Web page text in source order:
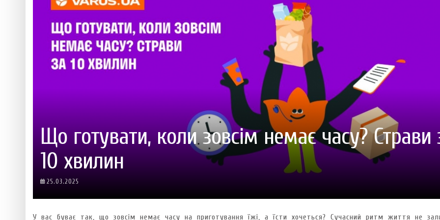
Ніжність, що смакує до чаю: новинка зефір від власної ТМ Varto вже у VARUS
Солодкий настрій у кожному шматочку: халва власної ТМ Varto вже у VARUS
VARUS запускає космічний Сирний фестиваль - 29.09.2025
Пивоколада від MAUDAU: як затримати літо в келиху - 22.09.2025
Який алкоголь підходить вашому знаку зодіаку: розбір астролога і керуючого баром
РОЗБІР АСТРОЛОГА І КЕРУЮЧОГО БАРОМ
ПЕЧИВО «ФРУТТАНЧИК» СПРОБУЙ ЗІ ЗНИЖКОЮ -40 %
400 ПОЗИЦІЙ,
Що готувати, коли зовсім немає часу? Страви
10 хвилин
25.03.2025
У вас буває так, що зовсім немає часу на приготування їжі, а їсти хочеться? Сучасний ритм життя не